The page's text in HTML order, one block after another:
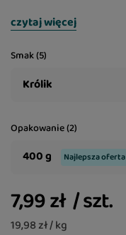
czytaj więcej
Smak (5)
Królik
Opakowanie (2)
400 g Najlepsza oferta
7,99 zł /szt.
19,98 zł / kg